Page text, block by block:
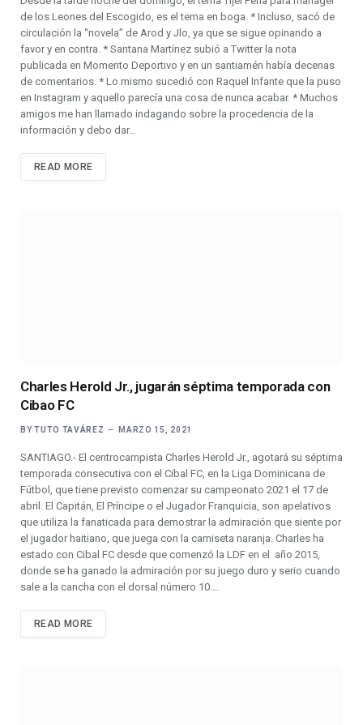
de los Leones del Escogido, es el tema en boga. * Incluso, sacó de
circulación la “novela” de Arod y Jlo, ya que se sigue opinando a
favor y en contra. * Santana Martínez subió a Twitter la nota
publicada en Momento Deportivo y en un santiamén había decenas
de comentarios. * Lo mismo sucedió con Raquel Infante que la puso
en Instagram y aquello parecía una cosa de nunca acabar. * Muchos
amigos me han llamado indagando sobre la procedencia de la
información y debo dar…
READ MORE
Charles Herold Jr., jugarán séptima temporada con
Cibao FC
BY TUTO TAVÁREZ MARZO 15, 2021
SANTIAGO.- El centrocampista Charles Herold Jr., agotará su séptima
temporada consecutiva con el Cibal FC, en la Liga Dominicana de
Fútbol, que tiene previsto comenzar su campeonato 2021 el 17 de
abril. El Capitán, El Príncipe o el Jugador Franquicia, son apelativos
que utiliza la fanaticada para demostrar la admiración que siente por
el jugador haitiano, que juega con la camiseta naranja. Charles ha
estado con Cibal FC desde que comenzó la LDF en el año 2015,
donde se ha ganado la admiración por su juego duro y serio cuando
sale a la cancha con el dorsal número 10.…
READ MORE